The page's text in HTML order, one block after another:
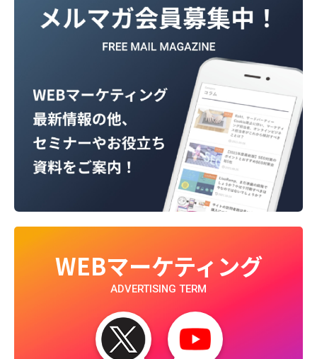
WEBマーケティング
ADVERTISING TERM